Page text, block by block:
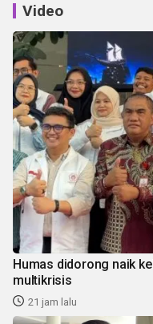
Video
Humas didorong naik
multikrisis
21 jam lalu